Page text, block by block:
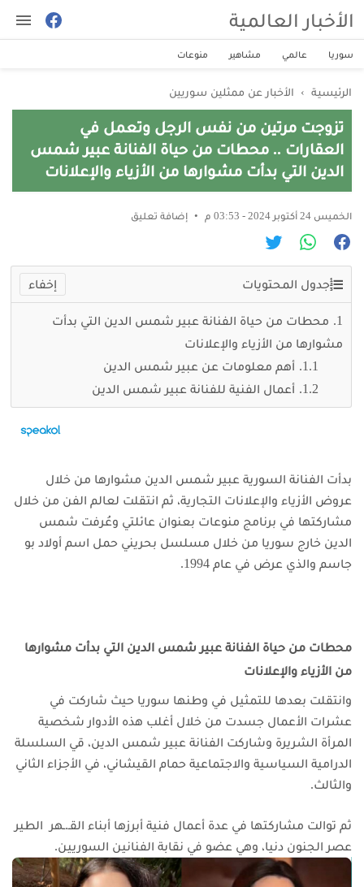
الأخبار العالمية
سوريا عالمي مشاهير منوعات
الرئيسية › الأخبار عن ممثلين سوريين
تزوجت مرتين من نفس الرجل وتعمل في
العقارات .. محطات من حياة الفنانة عبير شمس
الدين التي بدأت مشوارها من الأزياء والإعلانات
الخميس 24 أكتوبر 2024 - 03:53 م إضافة تعليق
جدول المحتويات
محطات من حياة الفنانة عبير شمس الدين التي بدأت
مشوارها من الأزياء والإعلانات
أهم معلومات عن عبير شمس الدين
أعمال الفنية للفنانة عبير شمس الدين
بدأت الفنانة السورية عبير شمس الدين مشوارها من خلال
عروض الأزياء والإعلانات التجارية، ثم انتقلت لعالم الفن من خلال
مشاركتها في برنامج منوعات بعنوان عائلتي وعُرفت شمس
الدين خارج سوريا من خلال مسلسل بحريني حمل اسم أولاد بو
جاسم والذي عرض في عام 1994.
محطات من حياة الفنانة عبير شمس الدين التي بدأت مشوارها
من الأزياء والإعلانات
وانتقلت بعدها للتمثيل في وطنها سوريا حيث شاركت في
عشرات الأعمال جسدت من خلال أغلب هذه الأدوار شخصية
المرأة الشريرة وشاركت الفنانة عبير شمس الدين، قي السلسلة
الدرامية السياسية والاجتماعية حمام القيشاني، في الأجزاء الثاني
والثالث.
ثم توالت مشاركتها في عدة أعمال فنية أبرزها أبناء القـ.ـهر الطير
عصر الجنون دنيا، وهي عضو في نقابة الفنانين السوريين.